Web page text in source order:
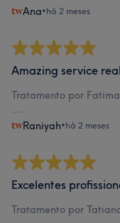
Ana•há 2 meses
Amazing service
Tratamento por
Raniyah•há 2 meses
Excelentes
Tratamento por